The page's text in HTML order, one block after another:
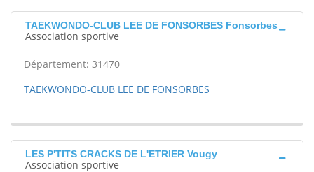
TAEKWONDO-CLUB LEE DE FONSORBES Fonsorbes
Association sportive
Département: 31470
TAEKWONDO-CLUB LEE DE FONSORBES
LES P'TITS CRACKS DE L'ETRIER Vougy
Association sportive